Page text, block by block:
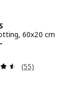
i alt:
60x20 cm
Anmeld: 4.5 ud
(55)